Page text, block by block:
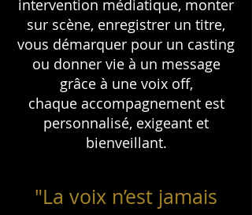
intervention médiatique, monter
sur scène, enregistrer un titre,
vous démarquer pour un casting
ou donner vie à un message
grâce à une voix off,
chaque accompagnement est
personnalisé, exigeant et
bienveillant.
"La voix n’est jamais